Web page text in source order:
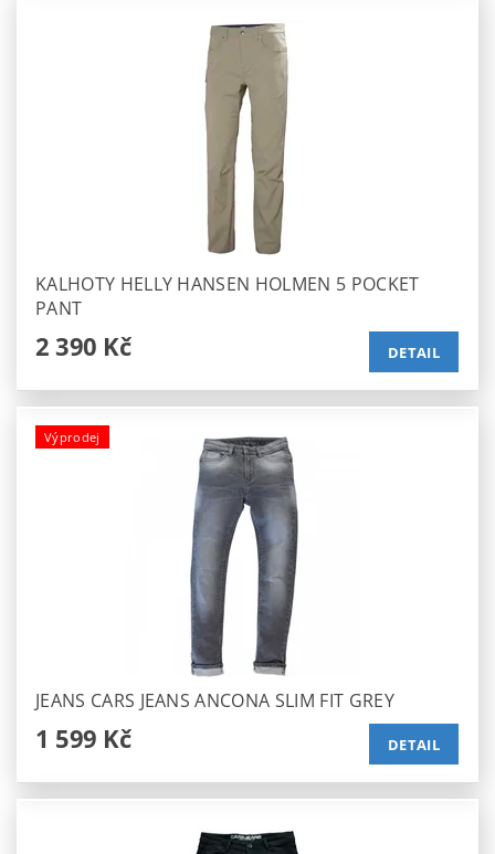
KALHOTY HELLY HANSEN HOLMEN 5 POCKET
PANT
2 390 Kč DETAIL
Výprodej
JEANS CARS JEANS ANCONA SLIM FIT GREY
1 599 Kč DETAIL